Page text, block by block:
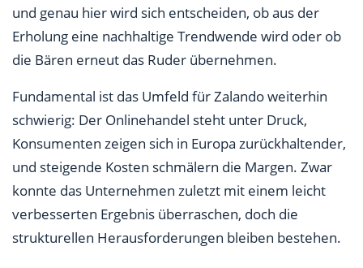
und genau hier wird sich entscheiden, ob aus der
Erholung eine nachhaltige Trendwende wird oder ob
die Bären erneut das Ruder übernehmen.
Fundamental ist das Umfeld für Zalando weiterhin
schwierig: Der Onlinehandel steht unter Druck,
Konsumenten zeigen sich in Europa zurückhaltender,
und steigende Kosten schmälern die Margen. Zwar
konnte das Unternehmen zuletzt mit einem leicht
verbesserten Ergebnis überraschen, doch die
strukturellen Herausforderungen bleiben bestehen.